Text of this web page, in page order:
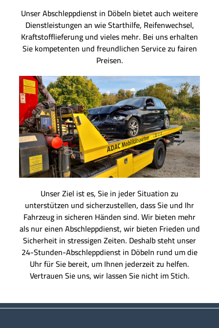
Unser Abschleppdienst in Döbeln bietet auch weitere
Dienstleistungen an wie Starthilfe, Reifenwechsel,
Kraftstofflieferung und vieles mehr. Bei uns erhalten
Sie kompetenten und freundlichen Service zu fairen
Preisen.
Unser Ziel ist es, Sie in jeder Situation zu
unterstützen und sicherzustellen, dass Sie und Ihr
Fahrzeug in sicheren Händen sind. Wir bieten mehr
als nur einen Abschleppdienst, wir bieten Frieden und
Sicherheit in stressigen Zeiten. Deshalb steht unser
24-Stunden-Abschleppdienst in Döbeln rund um die
Uhr für Sie bereit, um Ihnen jederzeit zu helfen.
Vertrauen Sie uns, wir lassen Sie nicht im Stich.